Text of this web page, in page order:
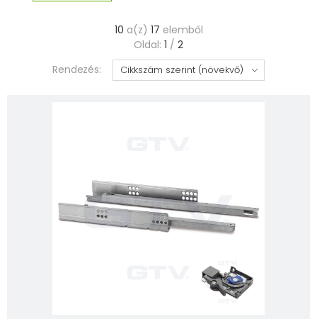
10 a(z) 17 elemből
Oldal: 1 / 2
Rendezés: